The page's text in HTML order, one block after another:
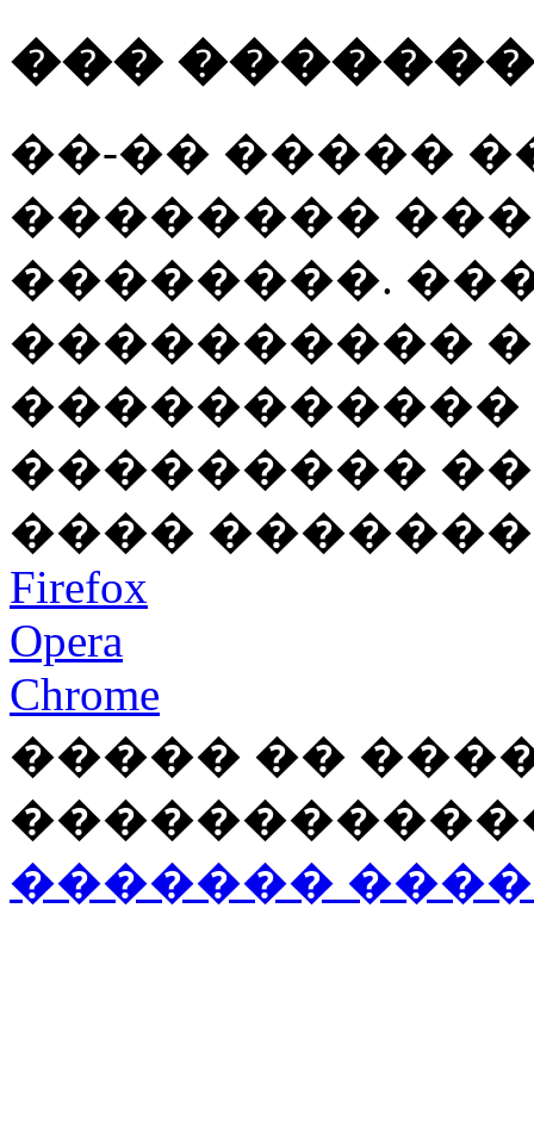
���
��-�� �����
��������
��������.
����������
���������
����
Firefox
Opera
Chrome
����� ��
�������